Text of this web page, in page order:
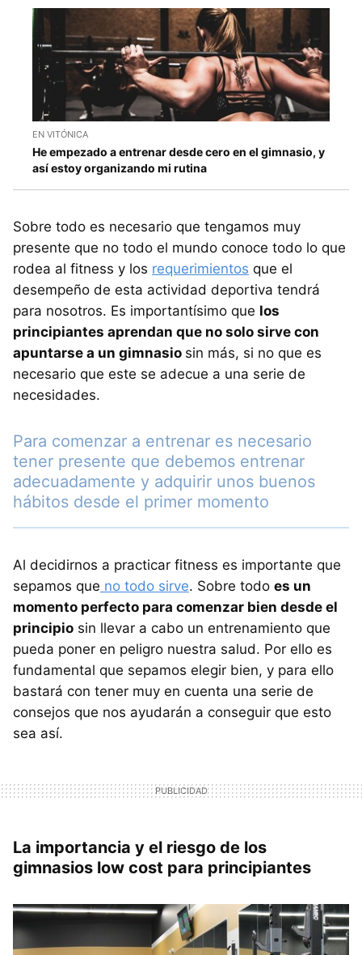
EN VITÓNICA
He empezado a entrenar desde cero en el gimnasio, y
así estoy organizando mi rutina
Sobre todo es necesario que tengamos muy
presente que no todo el mundo conoce todo lo que
rodea al fitness y los requerimientos que el
desempeño de esta actividad deportiva tendrá
para nosotros. Es importantísimo que los
principiantes aprendan que no solo sirve con
apuntarse a un gimnasio sin más, si no que es
necesario que este se adecue a una serie de
necesidades.
Para comenzar a entrenar es necesario
tener presente que debemos entrenar
adecuadamente y adquirir unos buenos
hábitos desde el primer momento
Al decidirnos a practicar fitness es importante que
sepamos que no todo sirve. Sobre todo es un
momento perfecto para comenzar bien desde el
principio sin llevar a cabo un entrenamiento que
pueda poner en peligro nuestra salud. Por ello es
fundamental que sepamos elegir bien, y para ello
bastará con tener muy en cuenta una serie de
consejos que nos ayudarán a conseguir que esto
sea así.
La importancia y el riesgo de los
gimnasios low cost para principiantes